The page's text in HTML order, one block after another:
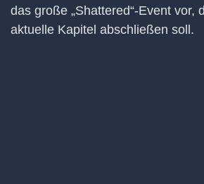
das große „Shattered“-Event vor,
aktuelle Kapitel abschließen soll.